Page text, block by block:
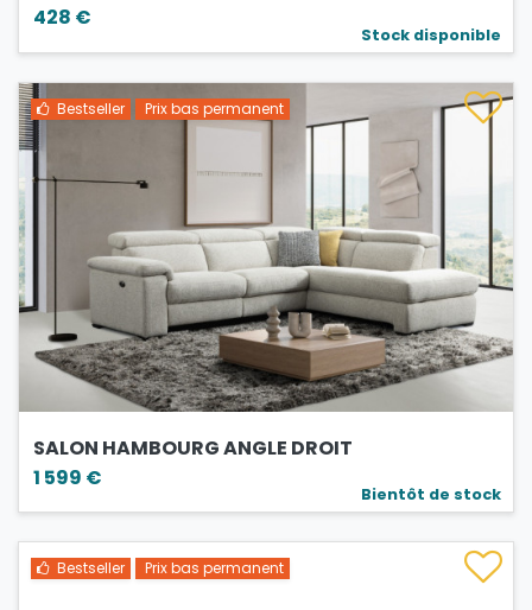
428 €
Stock disponible
Bestseller Prix bas permanent
SALON HAMBOURG ANGLE DROIT
1 599 €
Bientôt de stock
Bestseller Prix bas permanent